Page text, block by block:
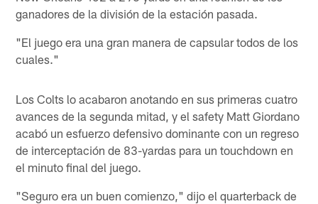
ganadores de la división de la estación pasada.
"El juego era una gran manera de capsular todos de los
cuales."
Los Colts lo acabaron anotando en sus primeras cuatro
avances de la segunda mitad, y el safety Matt Giordano
acabó un esfuerzo defensivo dominante con un regreso
de interceptación de 83-yardas para un touchdown en
el minuto final del juego.
"Seguro era un buen comienzo," dijo el quarterback de